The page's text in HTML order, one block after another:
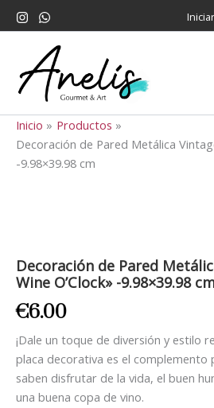
al
contenido
Inicio
Productos
Decoración de Pared Metálica
-9.98×39.98 cm
Decoración de Pared
Wine O’Clock» -9.98×39.98
€6.00
¡Dale un toque de diversión y estilo
placa decorativa es el complemento
saben disfrutar de la vida, el buen
una buena copa de vino.
Vintage
"It'S
O'Clock"
cm
cantidad